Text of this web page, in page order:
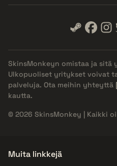
SkinsMonkeyn omistaa ja sitä
Ulkopuoliset yritykset voivat
palveluja. Ota meihin yhteyttä
kautta.
© 2026 SkinsMonkey | Kaikki
Muita linkkejä